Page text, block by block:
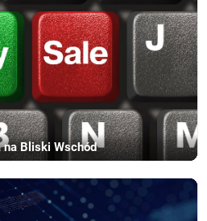
na Bliski Wschód